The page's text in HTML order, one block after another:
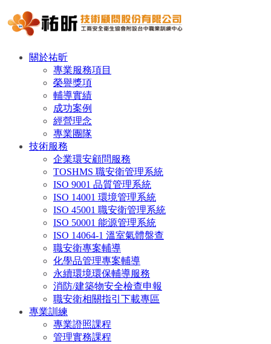
關於祐昕
專業服務項目
榮譽獎項
輔導實績
成功案例
經營理念
專業團隊
技術服務
企業環安顧問服務
TOSHMS 職安衛管理系統
ISO 9001 品質管理系統
ISO 14001 環境管理系統
ISO 45001 職安衛管理系統
ISO 50001 能源管理系統
ISO 14064-1 溫室氣體盤查
職安衛專案輔導
化學品管理專案輔導
永續環境環保輔導服務
消防/建築物安全檢查申報
職安衛相關指引下載專區
專業訓練
專業證照課程
管理實務課程